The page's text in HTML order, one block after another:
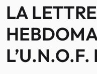
LA LETTRE
L’U.N.O.F.